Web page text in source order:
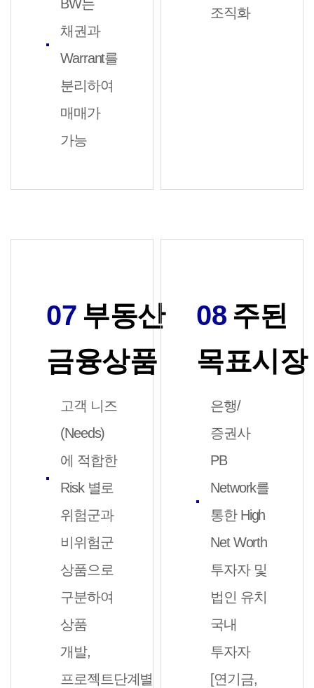
BW는
채권과
Warrant를
분리하여
매매가
가능
조직화
07 부동산
금융상품
고객 니즈
(Needs)
에 적합한
Risk 별로
위험군과
비위험군
상품으로
구분하여
상품
개발,
프로젝트단계별
08 주된
목표시장
은행/
증권사
PB
Network를
통한 High
Net Worth
투자자 및
법인 유치
국내
투자자
[연기금,